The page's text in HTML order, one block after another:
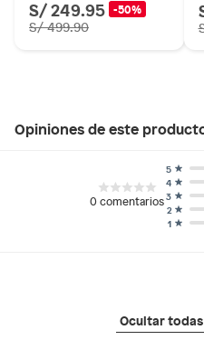
S/ 249.95 -50%
S/ 499.90
Opiniones de este
0comentarios
1
2
3
4
5
Ocultar